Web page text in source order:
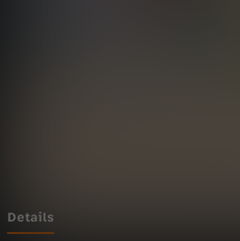
e
Details